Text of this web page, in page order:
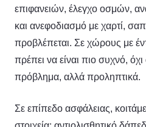
επιφανειών, έλεγχο οσμών,
και ανεφοδιασμό με χαρτί,
προβλέπεται. Σε χώρους με
πρέπει να είναι πιο συχνό,
πρόβλημα, αλλά προληπτικά.
Σε επίπεδο ασφάλειας,